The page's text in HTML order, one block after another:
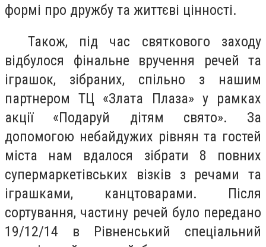
формі про дружбу та життєві цінності.
Також, під час святкового заходу
відбулося фінальне вручення речей та
іграшок, зібраних, спільно з нашим
партнером ТЦ «Злата Плаза» у рамках
акції «Подаруй дітям свято». За
допомогою небайдужих рівнян та гостей
міста нам вдалося зібрати 8 повних
супермаркетівських візків з речами та
іграшками, канцтоварами. Після
сортування, частину речей було передано
19/12/14 в Рівненський спеціальний